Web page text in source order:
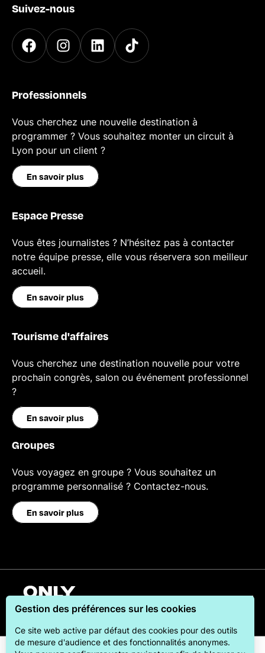
Suivez-nous
Professionnels
Vous cherchez une nouvelle destination à
programmer ? Vous souhaitez monter un circuit à
Lyon pour un client ?
En savoir plus
Espace Presse
Vous êtes journalistes ? N’hésitez pas à contacter
notre équipe presse, elle vous réservera son meilleur
accueil.
En savoir plus
Tourisme d'affaires
Vous cherchez une destination nouvelle pour votre
prochain congrès, salon ou événement professionnel
?
En savoir plus
Groupes
Vous voyagez en groupe ? Vous souhaitez un
programme personnalisé ? Contactez-nous.
En savoir plus
Français
Gestion des préférences sur les cookies
Ce site web active par défaut des cookies pour des outils
de mesure d'audience et des fonctionnalités anonymes.